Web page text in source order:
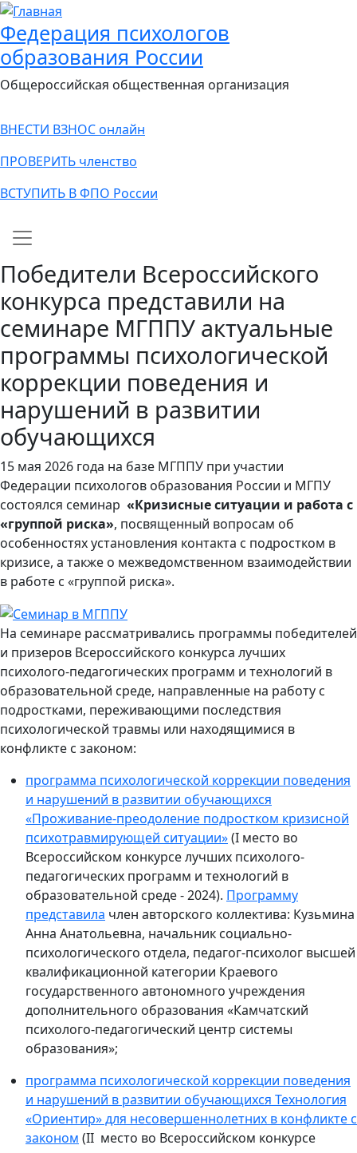
Федерация психологов
образования России
Общероссийская общественная организация
ВНЕСТИ ВЗНОС онлайн
ПРОВЕРИТЬ членство
ВСТУПИТЬ В ФПО России
Main navigation
Победители Всероссийского
конкурса представили на
семинаре МГППУ актуальные
программы психологической
коррекции поведения и
нарушений в развитии
обучающихся
15 мая 2026 года на базе МГППУ при участии
Федерации психологов образования России и МГПУ
состоялся семинар «Кризисные ситуации и работа с
«группой риска», посвященный вопросам об
особенностях установления контакта с подростком в
кризисе, а также о межведомственном взаимодействии
в работе с «группой риска».
На семинаре рассматривались программы победителей
и призеров Всероссийского конкурса лучших
психолого-педагогических программ и технологий в
образовательной среде, направленные на работу с
подростками, переживающими последствия
психологической травмы или находящимися в
конфликте с законом:
программа психологической коррекции поведения
и нарушений в развитии обучающихся
«Проживание-преодоление подростком кризисной
психотравмирующей ситуации»(I место во
Всероссийском конкурсе лучших психолого-
педагогических программ и технологий в
образовательной среде - 2024). Программу
представила член авторского коллектива: Кузьмина
Анна Анатольевна, начальник социально-
психологического отдела, педагог-психолог высшей
квалификационной категории Краевого
государственного автономного учреждения
дополнительного образования «Камчатский
психолого-педагогический центр системы
образования»;
программа психологической коррекции поведения
и нарушений в развитии обучающихся Технология
«Ориентир» для несовершеннолетних в конфликте с
законом (II место во Всероссийском конкурсе